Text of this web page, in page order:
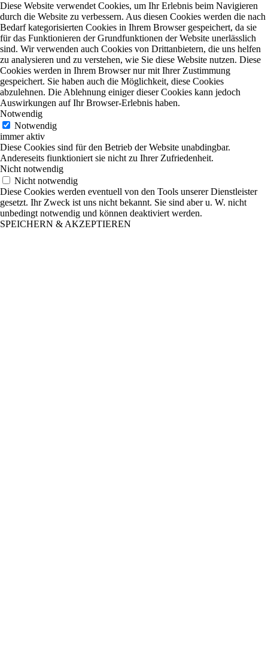
Diese Website verwendet Cookies, um Ihr Erlebnis beim Navigieren
durch die Website zu verbessern. Aus diesen Cookies werden die nach
Bedarf kategorisierten Cookies in Ihrem Browser gespeichert, da sie
für das Funktionieren der Grundfunktionen der Website unerlässlich
sind. Wir verwenden auch Cookies von Drittanbietern, die uns helfen
zu analysieren und zu verstehen, wie Sie diese Website nutzen. Diese
Cookies werden in Ihrem Browser nur mit Ihrer Zustimmung
gespeichert. Sie haben auch die Möglichkeit, diese Cookies
abzulehnen. Die Ablehnung einiger dieser Cookies kann jedoch
Auswirkungen auf Ihr Browser-Erlebnis haben.
Notwendig
Notwendig
immer aktiv
Diese Cookies sind für den Betrieb der Website unabdingbar.
Andereseits fiunktioniert sie nicht zu Ihrer Zufriedenheit.
Nicht notwendig
Nicht notwendig
Diese Cookies werden eventuell von den Tools unserer Dienstleister
gesetzt. Ihr Zweck ist uns nicht bekannt. Sie sind aber u. W. nicht
unbedingt notwendig und können deaktiviert werden.
SPEICHERN & AKZEPTIEREN